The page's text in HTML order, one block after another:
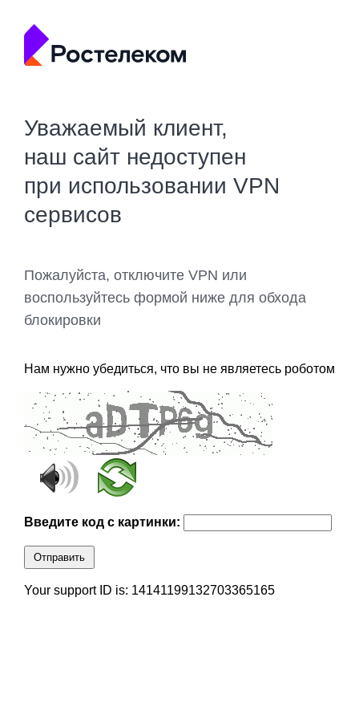
Уважаемый клиент,
наш сайт недоступен
при использовании VPN
сервисов
Пожалуйста, отключите VPN или
воспользуйтесь формой ниже для обхода
блокировки
Нам нужно убедиться, что вы не являетесь роботом
Введите код с картинки:
Отправить
Your support ID is: 14141199132703365165